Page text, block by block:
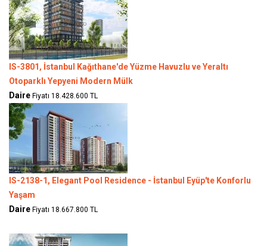
IS-3801, İstanbul Kağıthane'de Yüzme Havuzlu ve Yeraltı
Otoparklı Yepyeni Modern Mülk
Daire Fiyatı 18.428.600 TL
IS-2138-1, Elegant Pool Residence - İstanbul Eyüp'te Konforlu
Yaşam
Daire Fiyatı 18.667.800 TL